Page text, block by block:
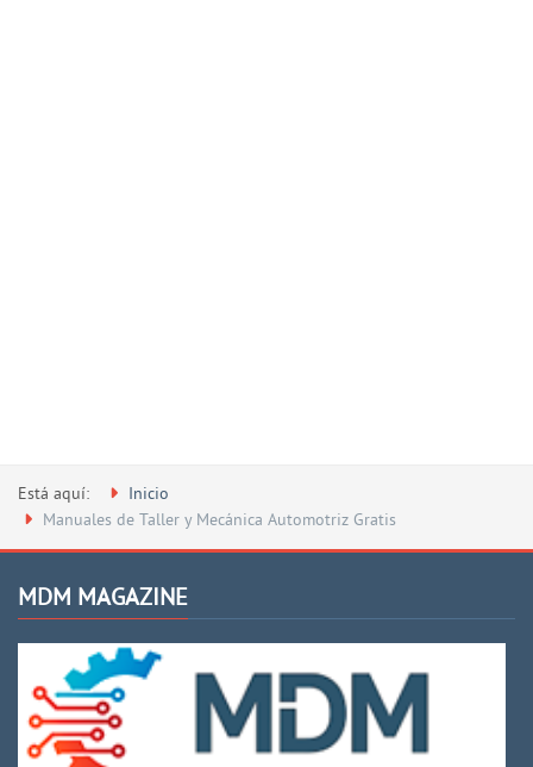
Está aquí:
Inicio
Manuales de Taller y Mecánica Automotriz Gratis
MDM MAGAZINE